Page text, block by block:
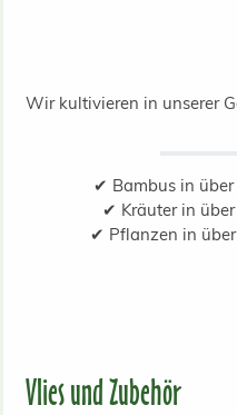
Wir kultivieren in unserer
✔ Bambus in
✔ Kräuter in
✔ Pflanzen in
Vlies und Zubehör